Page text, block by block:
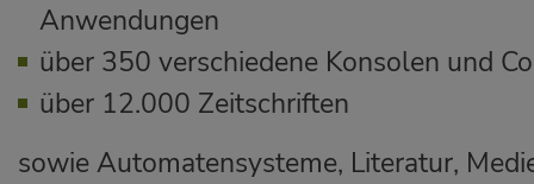
Anwendungen
über 350 verschiedene Konsolen und
über 12.000 Zeitschriften
sowie Automatensysteme, Literatur,